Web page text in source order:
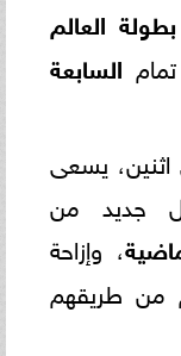
العالم
السابعة
اثنين، يسعى
جديد من
، وإزاحة
من طريقهم